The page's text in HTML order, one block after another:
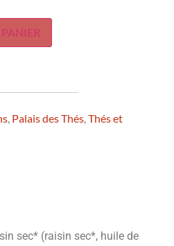
, Palais des Thés,Thés et
sec* (raisin sec*, huile de